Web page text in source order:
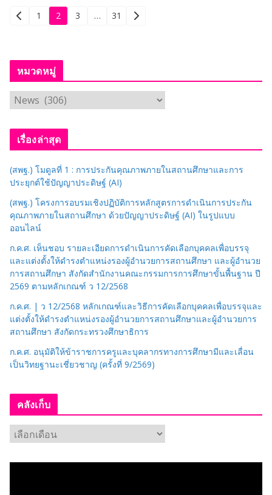
Posts
1 2 3 … 31
หมวดหมู่
ม
ว
มู่
เรื่องล่าสุด
(สพฐ.) โมดูลที่ 1 : การประกันคุณภาพภายในสถานศึกษาและการ
ประยุกต์ใช้ปัญญาประดิษฐ์ (AI)
(สพฐ.) โครงการอบรมเชิงปฏิบัติการหลักสูตรการดำเนินการประกัน
คุณภาพภายในสถานศึกษา ด้วยปัญญาประดิษฐ์ (AI) ในรูปแบบ
ออนไลน์
ก.ค.ศ. เห็นชอบ รายละเอียดการดำเนินการคัดเลือกบุคคลเพื่อบรรจุ
และแต่งตั้งให้ดำรงตำแหน่งรองผู้อำนวยการสถานศึกษา และผู้อำนวย
การสถานศึกษา สังกัดสำนักงานคณะกรรมการการศึกษาขั้นพื้นฐาน ปี
2569 ตามหลักเกณฑ์ ว 12/2568
ก.ค.ศ. | ว 12/2568 หลักเกณฑ์และวิธีการคัดเลือกบุคคลเพื่อบรรจุและ
แต่งตั้งให้ดำรงตำแหน่งรองผู้อำนวยการสถานศึกษาและผู้อำนวยการ
สถานศึกษา สังกัดกระทรวงศึกษาธิการ
ก.ค.ศ. อนุมัติให้ข้าราชการครูและบุคลากรทางการศึกษามีและเลื่อน
เป็นวิทยฐานะเชี่ยวชาญ (ครั้งที่ 9/2569)
คลังเก็บ
ลั
ง